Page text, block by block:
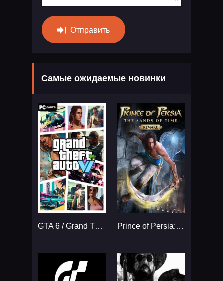
Отправить
Самые ожидаемые новинки
GTA 6 / Grand Theft Auto VI Prince of Persia: The Sands